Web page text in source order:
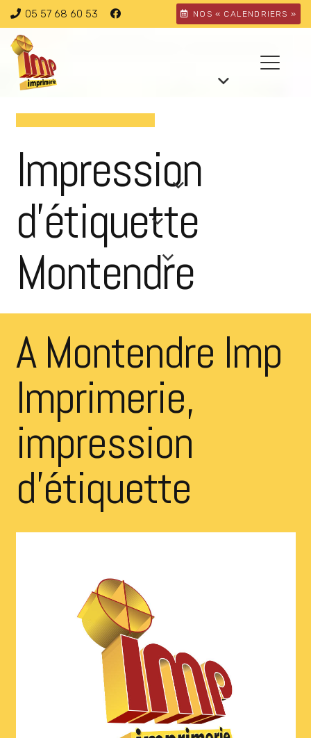
05 57 68 60 53 NOS « CALENDRIERS »
Impression
d’étiquette
Montendre
A Montendre Imp
Imprimerie,
impression
d’étiquette